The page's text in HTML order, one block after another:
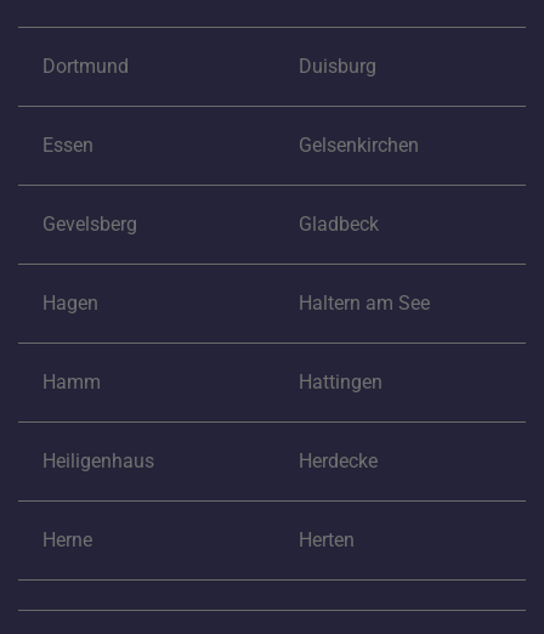
Dortmund Duisburg
Essen Gelsenkirchen
Gevelsberg Gladbeck
Hagen Haltern am See
Hamm Hattingen
Heiligenhaus Herdecke
Herne Herten